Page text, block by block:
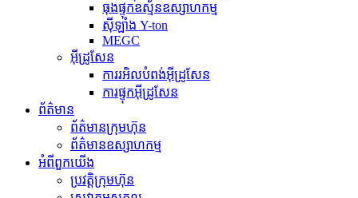
ធុងផ្ទុកឧស្ម័នឧស្សាហកម្ម
ស៊ីឡាំង Y-ton
MEGC
អ៊ីដ្រូសែន
ការរអិលបំពង់អ៊ីដ្រូសែន
ការផ្ទុកអ៊ីដ្រូសែន
ព័ត៌មាន
ព័ត៌មានក្រុមហ៊ុន
ព័ត៌មានឧស្សាហកម្ម
អំពី​ពួក​យើង
ប្រវត្តិ​ក្រុមហ៊ុន